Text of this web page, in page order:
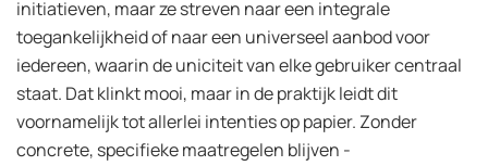
initiatieven, maar ze streven naar een integrale
toegankelijkheid of naar een universeel aanbod voor
iedereen, waarin de uniciteit van elke gebruiker centraal
staat. Dat klinkt mooi, maar in de praktijk leidt dit
voornamelijk tot allerlei intenties op papier. Zonder
concrete, specifieke maatregelen blijven -